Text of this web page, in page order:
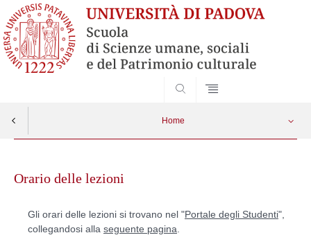
Home
contentOrario delle lezioni
Gli orari delle lezioni si trovano nel "Portale degli Studenti",
collegandosi alla seguente pagina